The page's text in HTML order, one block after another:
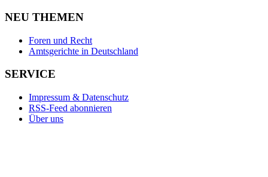
NEU THEMEN
Foren und Recht
Amtsgerichte in Deutschland
SERVICE
Impressum & Datenschutz
RSS-Feed abonnieren
Über uns